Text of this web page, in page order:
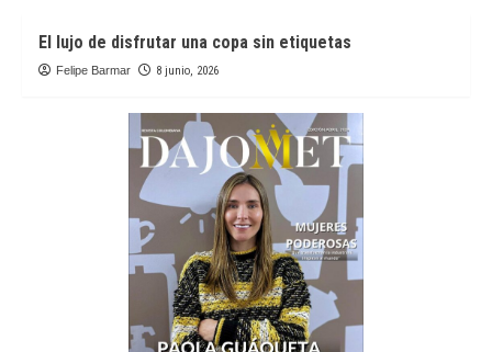
El lujo de disfrutar una copa sin etiquetas
Felipe Barmar 8 junio, 2026